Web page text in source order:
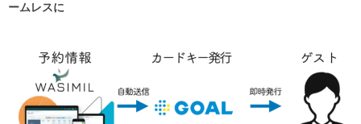
ームレスに